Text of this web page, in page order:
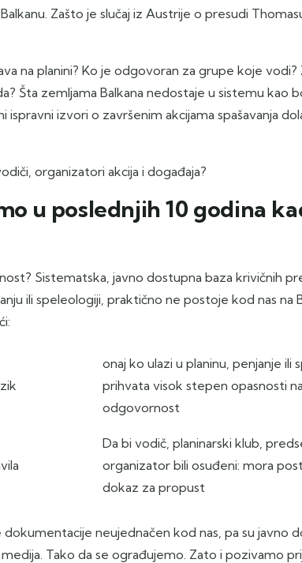
Zašto je slučaj iz Austrije o presudi
na planini? Ko je odgovoran za grupe koje
Šta zemljama Balkana nedostaje u sistemu kao
izvori o završenim akcijama spašavanja
organizatori akcija i događaja?
u poslednjih 10 godina
Sistematska, javno dostupna baza krivičnih
ili speleologiji, praktično ne postoje kod nas na
onaj ko ulazi u planinu, penjanje ili
prihvata visok stepen opasnosti
odgovornost
Da bi vodič, planinarski klub,
organizator bili osuđeni: mora
dokaz za propust
neujednačen kod nas, pa su javno
Tako da se ograđujemo. Zato i pozivamo